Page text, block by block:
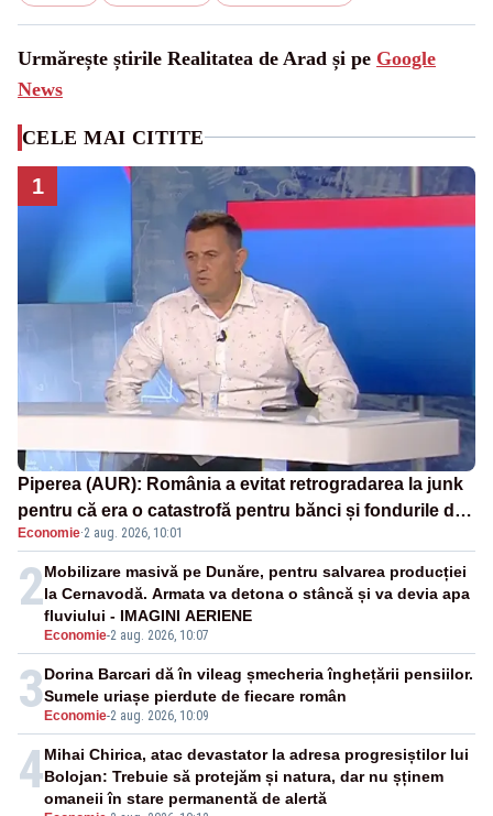
Urmărește știrile Realitatea de Arad și pe Google
News
CELE MAI CITITE
1
Piperea (AUR): România a evitat retrogradarea la junk
pentru că era o catastrofă pentru bănci și fondurile de
pensii
Economie·2 aug. 2026, 10:01
2
Economie-2 aug. 2026, 10:07
Mobilizare masivă pe Dunăre, pentru salvarea producției
la Cernavodă. Armata va detona o stâncă și va devia apa
fluviului - IMAGINI AERIENE
3 Economie-2 aug. 2026, 10:09
Dorina Barcari dă în vileag șmecheria înghețării pensiilor.
Sumele uriașe pierdute de fiecare român
4Mihai Chirica, atac devastator la adresa progresiștilor lui
Bolojan: Trebuie să protejăm și natura, dar nu șținem
omaneii în stare permanentă de alertă